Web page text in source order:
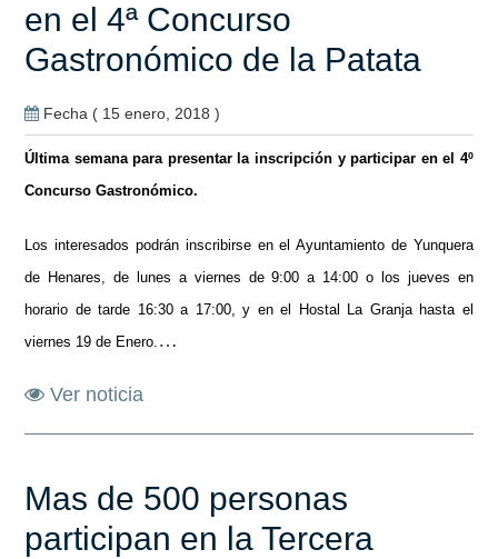
en el 4ª Concurso
Gastronómico de la Patata
Fecha ( 15 enero, 2018 )
Última semana para presentar la inscripción y participar en el 4º
Concurso Gastronómico.
Los interesados podrán inscribirse en el Ayuntamiento de Yunquera
de Henares, de lunes a viernes de 9:00 a 14:00 o los jueves en
horario de tarde 16:30 a 17:00, y en el Hostal La Granja hasta el
viernes 19 de Enero. …
Ver noticia
Mas de 500 personas
participan en la Tercera